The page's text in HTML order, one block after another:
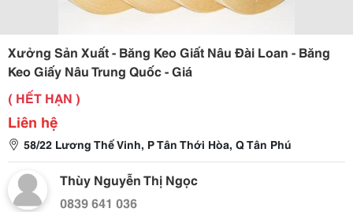
Xưởng Sản Xuất - Băng Keo Giất Nâu Đài Loan - Băng
Keo Giấy Nâu Trung Quốc - Giá
( HẾT HẠN )
Liên hệ
58/22 Lương Thế Vinh, P Tân Thới Hòa, Q Tân Phú
Thùy Nguyễn Thị Ngọc
0839 641 036